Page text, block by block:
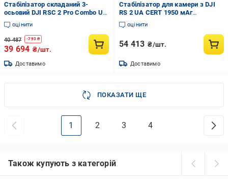
Стабілізатор складаний 3-
осьовий DJI RSC 2 Pro Combo UA
CERT 3400 мАч (548727)
оцінити
40 487 -793 ₴
39 694 ₴/шт.
Доставимо
Стабілізатор для камери з DJI
RS 2 UA CERT 1950 мАг
(4e81656a)
оцінити
54 413 ₴/шт.
Доставимо
ПОКАЗАТИ ЩЕ
1 2 3 4
Також купують з категорій